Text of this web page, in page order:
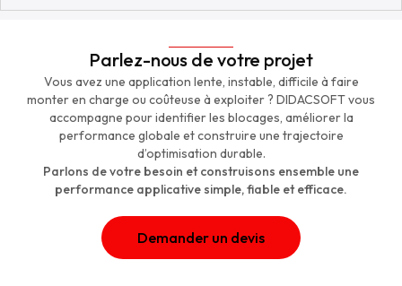
Parlez-nous de votre projet
Vous avez une application lente, instable, difficile à faire
monter en charge ou coûteuse à exploiter ? DIDACSOFT vous
accompagne pour identifier les blocages, améliorer la
performance globale et construire une trajectoire
d’optimisation durable.
Parlons de votre besoin et construisons ensemble une
performance applicative simple, fiable et efficace.
Demander un devis